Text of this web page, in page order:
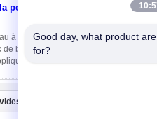
peau
Contact
à base d'huiles essentielles 1)
bonne qualité 3) Décoration:
- Je ne sais pas. Capacité Autres
Good day, what product
for?